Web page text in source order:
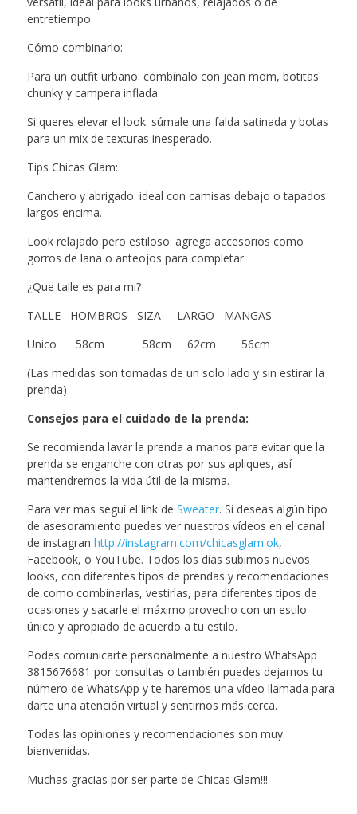
entretiempo.
Cómo combinarlo:
Para un outfit urbano: combínalo con jean mom, botitas
chunky y campera inflada.
Si queres elevar el look: súmale una falda satinada y botas
para un mix de texturas inesperado.
Tips Chicas Glam:
Canchero y abrigado: ideal con camisas debajo o tapados
largos encima.
Look relajado pero estiloso: agrega accesorios como
gorros de lana o anteojos para completar.
¿Que talle es para mi?
TALLE HOMBROS SIZA LARGO MANGAS
Unico 58cm 58cm 62cm 56cm
(Las medidas son tomadas de un solo lado y sin estirar la
prenda)
Consejos para el cuidado de la prenda:
Se recomienda lavar la prenda a manos para evitar que la
prenda se enganche con otras por sus apliques, así
mantendremos la vida útil de la misma.
Para ver mas seguí el link de Sweater. Si deseas algún tipo
de asesoramiento puedes ver nuestros vídeos en el canal
de instagran http://instagram.com/chicasglam.ok,
Facebook, o YouTube. Todos los días subimos nuevos
looks, con diferentes tipos de prendas y recomendaciones
de como combinarlas, vestirlas, para diferentes tipos de
ocasiones y sacarle el máximo provecho con un estilo
único y apropiado de acuerdo a tu estilo.
Podes comunicarte personalmente a nuestro WhatsApp
3815676681 por consultas o también puedes dejarnos tu
número de WhatsApp y te haremos una vídeo llamada para
darte una atención virtual y sentirnos más cerca.
Todas las opiniones y recomendaciones son muy
bienvenidas.
Muchas gracias por ser parte de Chicas Glam!!!